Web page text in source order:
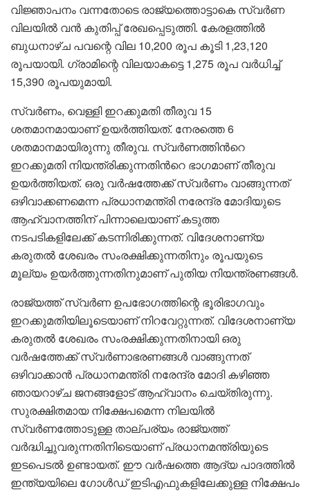
വിജ്ഞാപനം വന്നതോടെ രാജ്യത്തൊട്ടാകെ സ്വർണ
വിലയിൽ വൻ കുതിപ്പ് രേഖപ്പെടുത്തി. കേരളത്തിൽ
ബുധനാഴ്ച പവന്റെ വില 10,200 രൂപ കൂടി 1,23,120
രൂപയായി. ഗ്രാമിന്റെ വിലയാകട്ടെ 1,275 രൂപ വർധിച്ച്
15,390 രൂപയുമായി.
സ്വർണം, വെള്ളി ഇറക്കുമതി തീരുവ 15
ശതമാനമായാണ് ഉയർത്തിയത്. നേരത്തെ 6
ശതമാനമായിരുന്നു തീരുവ. സ്വർണത്തിന്‍റെ
ഇറക്കുമതി നിയന്ത്രിക്കുന്നതിന്‍റെ ഭാഗമാണ് തീരുവ
ഉയർത്തിയത്. ഒരു വർഷത്തേക്ക് സ്വർണം വാങ്ങുന്നത്
ഒഴിവാക്കണമെന്ന പ്രധാനമന്ത്രി നരേന്ദ്ര മോദിയുടെ
ആഹ്വാനത്തിന് പിന്നാലെയാണ് കടുത്ത
നടപടികളിലേക്ക് കടന്നിരിക്കുന്നത്. വിദേശനാണ്യ
കരുതൽ ശേഖരം സംരക്ഷിക്കുന്നതിനും രൂപയുടെ
മൂല്യം ഉയർത്തുന്നതിനുമാണ് പുതിയ നിയന്ത്രണങ്ങൾ.
രാജ്യത്ത് സ്വർണ ഉപഭോഗത്തിന്റെ ഭൂരിഭാഗവും
ഇറക്കുമതിയിലൂടെയാണ് നിറവേറ്റുന്നത്. വിദേശനാണ്യ
കരുതൽ ശേഖരം സംരക്ഷിക്കുന്നതിനായി ഒരു
വർഷത്തേക്ക് സ്വർണാഭരണങ്ങൾ വാങ്ങുന്നത്
ഒഴിവാക്കാൻ പ്രധാനമന്ത്രി നരേന്ദ്ര മോദി കഴിഞ്ഞ
ഞായറാഴ്ച ജനങ്ങളോട് ആഹ്വാനം ചെയ്തിരുന്നു.
സുരക്ഷിതമായ നിക്ഷേപമെന്ന നിലയിൽ
സ്വർണത്തോടുള്ള താല്പര്യം രാജ്യത്ത്
വർദ്ധിച്ചുവരുന്നതിനിടെയാണ് പ്രധാനമന്ത്രിയുടെ
ഇടപെടൽ ഉണ്ടായത്. ഈ വർഷത്തെ ആദ്യ പാദത്തിൽ
ഇന്ത്യയിലെ ഗോൾഡ് ഇടിഎഫുകളിലേക്കുള്ള നിക്ഷേപം